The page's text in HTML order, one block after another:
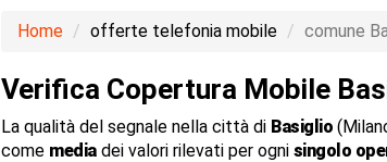
Home offerte telefonia mobile comune
Verifica Copertura Mobile
La qualità del segnale nella città di Basiglio
come mediadei valori rilevati per ogni singolo